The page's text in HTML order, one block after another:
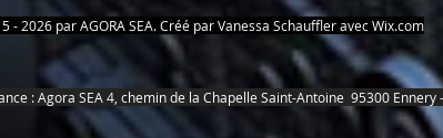
votre réussite.
- 2026 par AGORA SEA. Créé par Vanessa Schauffler avecWix.com
: Agora SEA 4, chemin de la Chapelle Saint-Antoine 95300 Ennery